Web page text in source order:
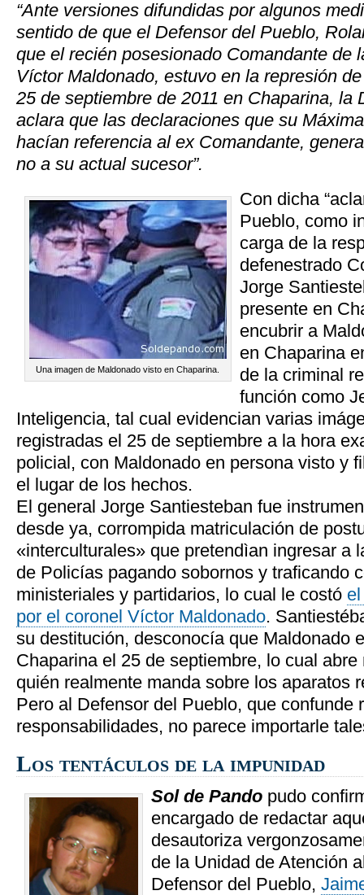
“Ante versiones difundidas por algunos
sentido de que el Defensor del Pueblo,
que el recién posesionado Comandante de
Víctor Maldonado, estuvo en la represión
25 de septiembre de 2011 en Chaparina, la
aclara que las declaraciones que su
hacían referencia al ex Comandante,
no a su actual sucesor”.
Una imagen de Maldonado visto en Chaparina.
Con dicha
Pueblo, como
carga de la
defenestrado
Jorge
presente en
encubrir a
en Chaparina
de la criminal
función como
Inteligencia, tal cual evidencian varias
registradas el 25 de septiembre a la hora
policial, con Maldonado en persona visto y
el lugar de los hechos.
El general Jorge Santiesteban fue
desde ya, corrompida matriculación de
«interculturales» que pretendìan ingresar a
de Policías pagando sobornos y traficando
ministeriales y partidarios, lo cual le costó
por el coronel Víctor Maldonado.
su destitución, desconocía que Maldonado
Chaparina el 25 de septiembre, lo cual
quién realmente manda sobre los aparatos
Pero al Defensor del Pueblo, que confunde
responsabilidades, no parece importarle
Los tentáculos de la impunidad
Sol de Pando pudo
encargado de redactar
desautoriza
de la Unidad de Atención
Defensor del Pueblo,